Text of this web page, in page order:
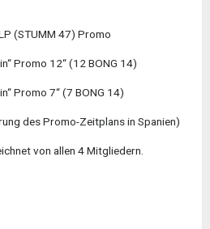
(STUMM 47) Promo
Promo 12“ (12 BONG 14)
Promo 7“ (7 BONG 14)
des Promo-Zeitplans in Spanien)
von allen 4 Mitgliedern.